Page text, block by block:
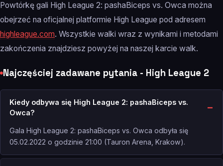
Powtórkę gali High League 2: pashaBiceps vs. Owca można
obejrzeć na oficjalnej platformie High League pod adresem
highleague.com. Wszystkie walki wraz z wynikami i metodami
zakończenia znajdziesz powyżej na naszej karcie walk.
Najczęściej zadawane pytania - High League 2
Kiedy odbywa się High League 2: pashaBiceps vs.
Owca?
Gala High League 2: pashaBiceps vs. Owca odbyła się
05.02.2022 o godzinie 21:00 (Tauron Arena, Krakow).